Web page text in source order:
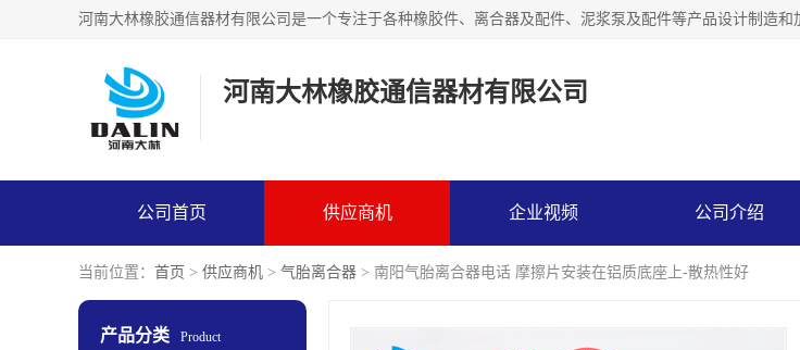
河南大林橡胶通信器材有限公司
公司首页 供应商机 企业视频 公司介绍
当前位置： 首页 > 供应商机 > 气胎离合器 > 南阳气胎离合器电话 摩擦片安装在铝质底座上-散热性好
产品分类 Product